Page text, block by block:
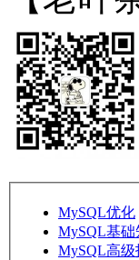
MySQL优化
MySQL基础
MySQL高级